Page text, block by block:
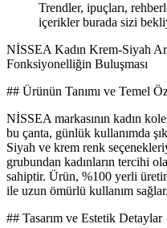
Trendler, ipuçları,
içerikler burada sizi
NİSSEA Kadın Krem-Siyah
Fonksiyonelliğin Buluşması
## Ürünün Tanımı ve Temel
NİSSEA markasının kadın
bu çanta, günlük kullanımda
Siyah ve krem renk
grubundan kadınların tercihi
sahiptir. Ürün, %100 yerli
ile uzun ömürlü kullanım sağlar.
## Tasarım ve Estetik Detaylar